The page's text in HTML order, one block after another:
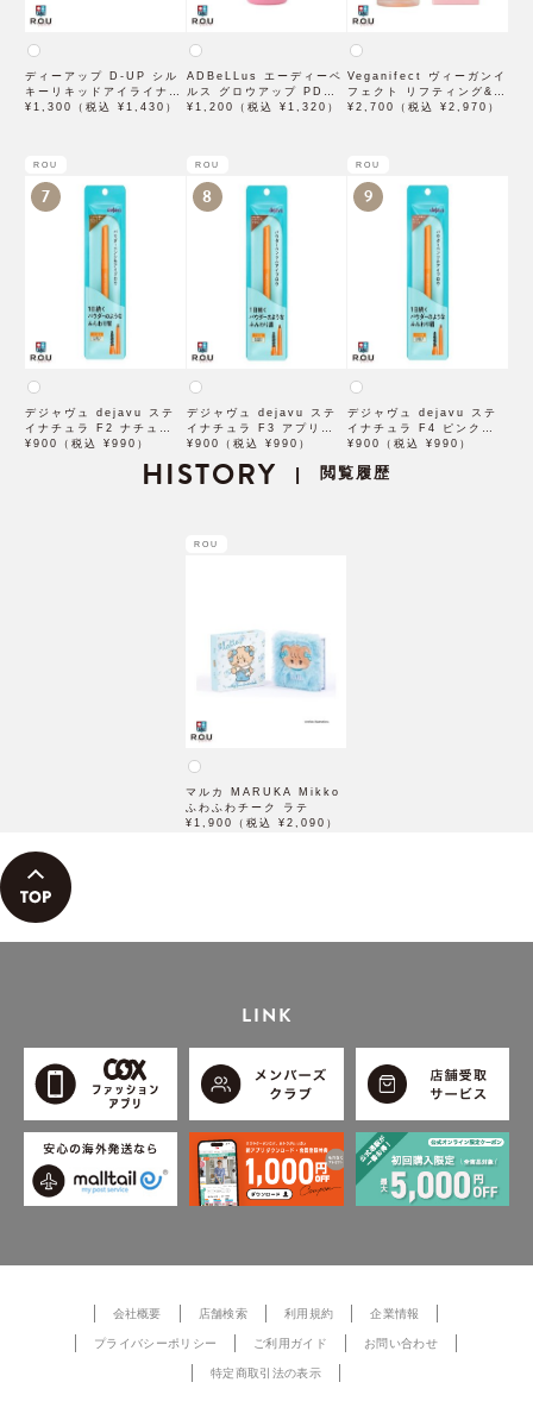
ディーアップ D-UP シル
キーリキッドアイライナー
WP ブラウンブラック
¥1,300（税込 ¥1,430）
ADBeLLus エーディーベ
ルス グロウアップ PDRN
ローション 500mL
¥1,200（税込 ¥1,320）
Veganifect ヴィーガンイ
フェクト リフティング&バ
ランシング フィグチェス
¥2,700（税込 ¥2,970）
ROU
7
デジャヴュ dejavu ステ
イナチュラ F2 ナチュラル
ブラウン【アイブロウ】
¥900（税込 ¥990）
ROU
8
デジャヴュ dejavu ステ
イナチュラ F3 アプリコッ
トブラウン【アイブロウ】
¥900（税込 ¥990）
ROU
9
デジャヴュ dejavu ステ
イナチュラ F4 ピンクベー
ジュ【アイブロウ】【イミ
¥900（税込 ¥990）
HISTORY | 閲覧履歴
ROU
マルカ MARUKA Mikko
ふわふわチーク ラテ
¥1,900（税込 ¥2,090）
LINK
会社概要 店舗検索 利用規約 企業情報
プライバシーポリシー ご利用ガイド お問い合わせ
特定商取引法の表示